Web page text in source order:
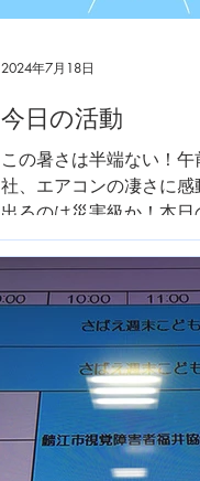
今日の活動
この暑さは半端ない！午
社、エアコンの凄さに感
出るのは災害級か！本日
２社。時間調整中、車の
うです。もう少しガンバ
2024年7月18日